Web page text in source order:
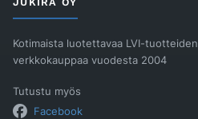
Kotimaista luotettavaa LVI-tuotteiden
verkkokauppaa vuodesta 2004
Tutustu myös
Facebook